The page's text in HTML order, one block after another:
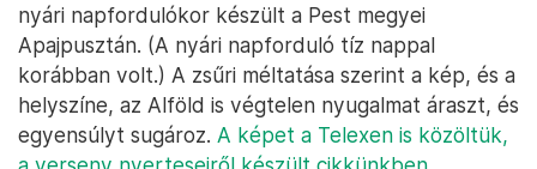
nyári napfordulókor készült a Pest megyei
Apajpusztán. (A nyári napforduló tíz nappal
korábban volt.) A zsűri méltatása szerint a kép, és a
helyszíne, az Alföld is végtelen nyugalmat áraszt, és
egyensúlyt sugároz. A képet a Telexen is közöltük,